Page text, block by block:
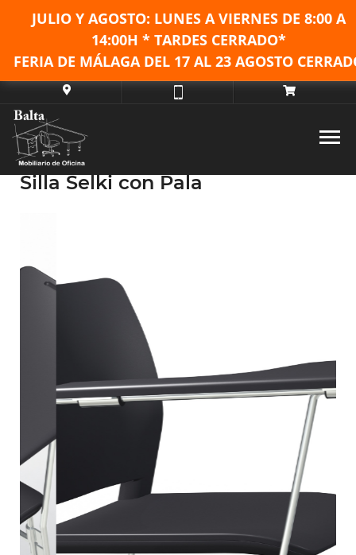
JULIO Y AGOSTO: LUNES A VIERNES DE 8:00 A
14:00H * TARDES CERRADO*
FERIA DE MÁLAGA DEL 17 AL 23 AGOSTO
Silla Selki con Pala